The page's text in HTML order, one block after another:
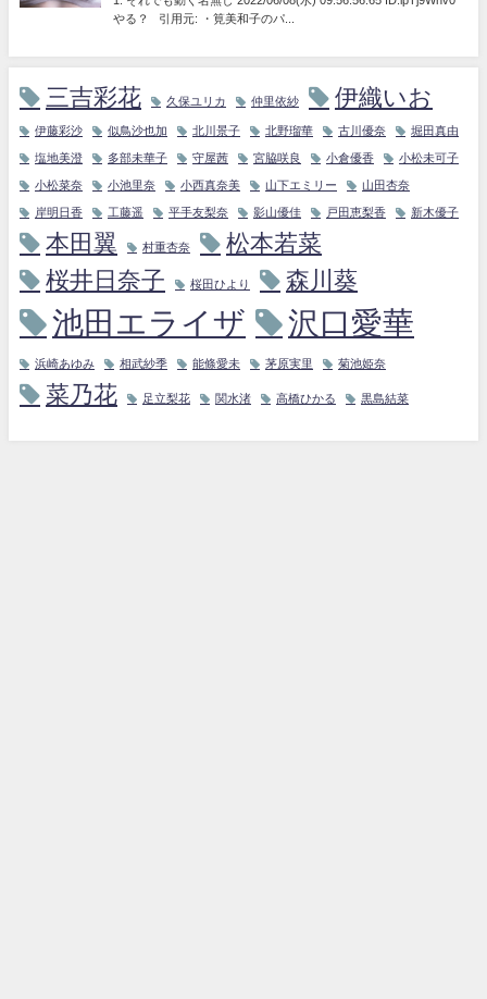
三吉彩花 久保ユリカ 仲里依紗 伊織いお
伊藤彩沙 似鳥沙也加 北川景子 北野瑠華 古川優奈 堀田真由
塩地美澄 多部未華子 守屋茜 宮脇咲良 小倉優香 小松未可子
小松菜奈 小池里奈 小西真奈美 山下エミリー 山田杏奈
岸明日香 工藤遥 平手友梨奈 影山優佳 戸田恵梨香 新木優子
本田翼 村重杏奈
松本若菜
桜井日奈子
桜田ひより 森川葵
池田エライザ 沢口愛華
浜崎あゆみ 相武紗季 能條愛未 茅原実里 菊池姫奈
菜乃花 足立梨花 関水渚 高橋ひかる 黒島結菜